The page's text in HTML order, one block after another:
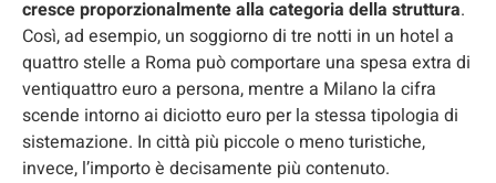
cresce proporzionalmente alla categoria della struttura.
Così, ad esempio, un soggiorno di tre notti in un hotel a
quattro stelle a Roma può comportare una spesa extra di
ventiquattro euro a persona, mentre a Milano la cifra
scende intorno ai diciotto euro per la stessa tipologia di
sistemazione. In città più piccole o meno turistiche,
invece, l’importo è decisamente più contenuto.